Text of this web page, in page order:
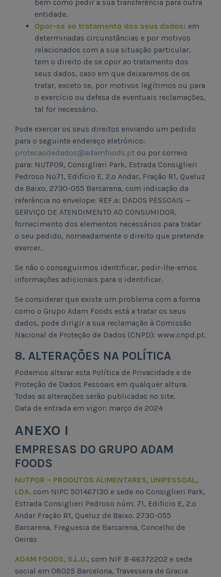
bem como pedir a sua transferência para outra
entidade.
Opor-se ao tratamento dos seus dados: em
determinadas circunstâncias e por motivos
relacionados com a sua situação particular,
tem o direito de se opor ao tratamento dos
seus dados, caso em que deixaremos de os
tratar, exceto se, por motivos legítimos ou para
o exercício ou defesa de eventuais reclamações,
tal for necessário.
Pode exercer os seus direitos enviando um pedido
para o seguinte endereço eletrónico:
protecaodedados@adamfoods.pt ou por correio
para: NUTPOR, Consiglieri Park, Estrada Consiglieri
Pedroso Nº71, Edifício E, 2.º Andar, Fração R1, Queluz
de Baixo, 2730-055 Barcarena, com indicação da
referência no envelope: REF.ª: DADOS PESSOAIS —
SERVIÇO DE ATENDIMENTO AO CONSUMIDOR,
fornecimento dos elementos necessários para tratar
o seu pedido, nomeadamente o direito que pretende
exercer.
Se não o conseguirmos identificar, pedir-lhe-emos
informações adicionais para o identificar.
Se considerar que existe um problema com a forma
como o Grupo Adam Foods está a tratar os seus
dados, pode dirigir a sua reclamação à Comissão
Nacional de Proteção de Dados (CNPD): www.cnpd.pt.
8. ALTERAÇÕES NA POLÍTICA
Podemos alterar esta Política de Privacidade e de
Proteção de Dados Pessoais em qualquer altura.
Todas as alterações serão publicadas no site.
Data de entrada em vigor: março de 2024
ANEXO I
EMPRESAS DO GRUPO ADAM
FOODS
NUTPOR – PRODUTOS ALIMENTARES, UNIPESSOAL,
LDA. com NIPC 501467130 e sede no Consiglieri Park,
Estrada Consiglieri Pedroso núm. 71, Edificio E, 2.º
Andar Fração R1, Queluz de Baixo. 2730-055
Barcarena, Freguesia de Barcarena, Concelho de
Oeiras
ADAM FOODS, S.L.U., com NIF B-66372202 e sede
social em 08025 Barcelona, Travessera de Gracia